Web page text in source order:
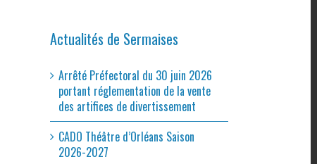
Actualités de Sermaises
Arrêté Préfectoral du 30 juin 2026
portant réglementation de la vente
des artifices de divertissement
CADO Théâtre d’Orléans Saison
2026-2027